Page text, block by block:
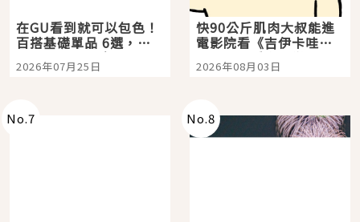
在GU看到就可以包色！
百搭基礎單品 6選，閉
眼全收也不心疼
2026年07月25日
快90公斤肌肉大叔能進
電影院看《吉伊卡哇》
嗎？日本重金屬樂團
「打首」會長與nagano
2026年08月03日
No.7 No.8